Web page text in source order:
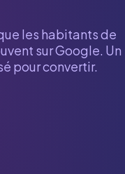
les habitants de
sur Google. Un
pour convertir.